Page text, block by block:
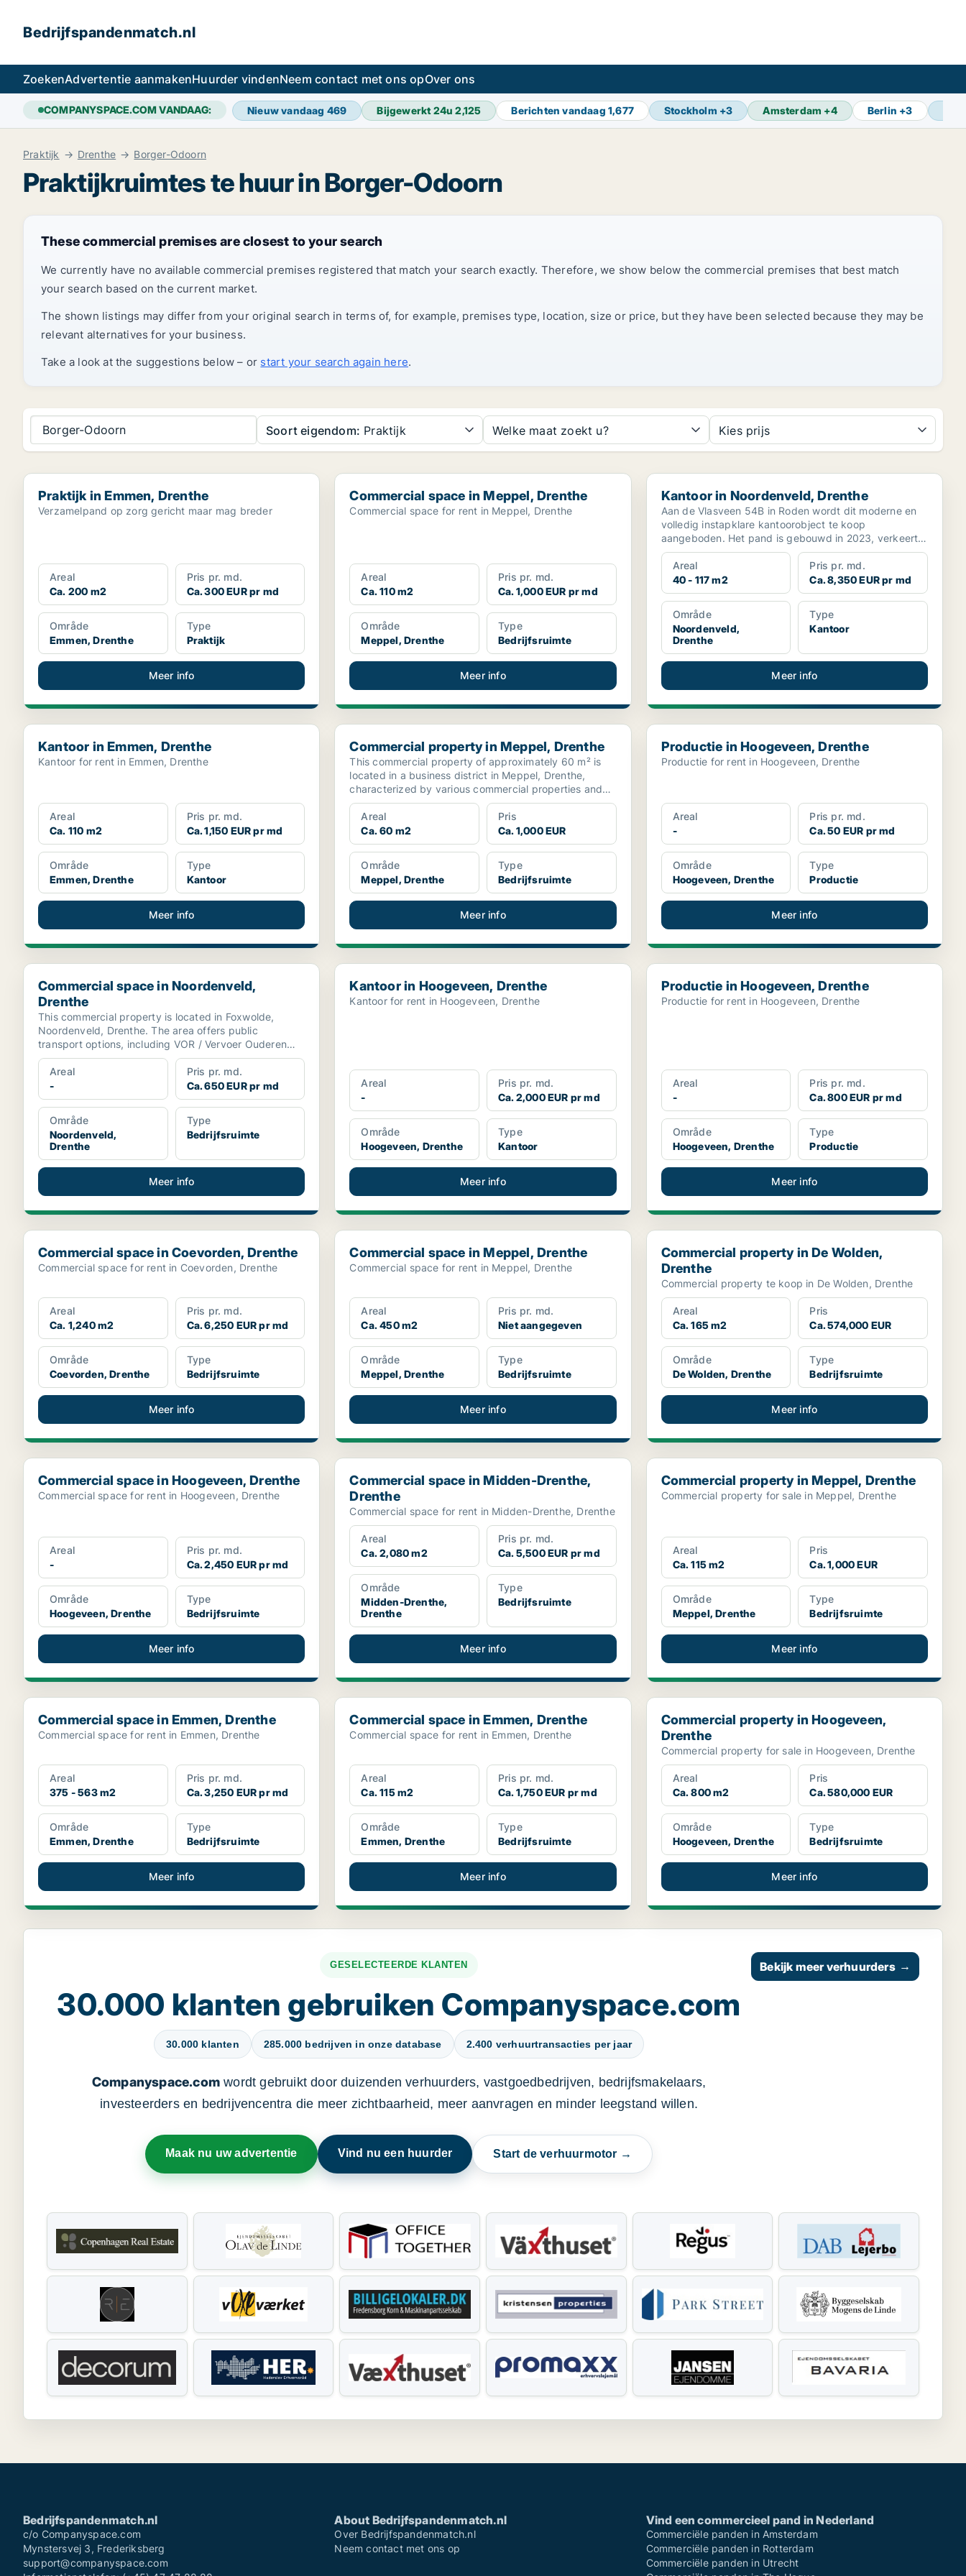
Bedrijfspandenmatch.nl
ZoekenAdvertentie aanmakenHuurder vindenNeem contact met ons opOver ons
COMPANYSPACE.COM VANDAAG: Nieuw vandaag 469 Bijgewerkt 24u2,125 Berichten vandaag1,677 Stockholm +3 Amsterdam +4 Berlin +3
Praktijk Drenthe Borger-Odoorn
Praktijkruimtes te huur in Borger-Odoorn
These commercial premises are closest to your search
We currently have no available commercial premises registered that match your search exactly. Therefore, we show below the commercial premises that best match
your search based on the current market.
The shown listings may differ from your original search in terms of, for example, premises type, location, size or price, but they have been selected because they may be
relevant alternatives for your business.
Take a look at the suggestions below – or start your search again here.
Borger-Odoorn Soort eigendom: Praktijk Welke maat zoekt u? Kies prijs
Praktijk in Emmen, Drenthe
Praktijk in Emmen, Drenthe
Verzamelpand op zorg gericht maar mag breder
Areal
Ca. 200 m2
Pris pr. md.
Ca. 300 EUR pr md
Område
Emmen, Drenthe
Type
Praktijk
Meer info
Commercial space in Meppel, Drenthe
Commercial space in Meppel, Drenthe
Commercial space for rent in Meppel, Drenthe
Areal
Ca. 110 m2
Pris pr. md.
Ca. 1,000 EUR pr md
Område
Meppel, Drenthe
Type
Bedrijfsruimte
Meer info
Kantoor in Noordenveld, Drenthe
Kantoor in Noordenveld, Drenthe
Aan de Vlasveen 54B in Roden wordt dit moderne en
volledig instapklare kantoorobject te koop
aangeboden. Het pand is gebouwd in 2023, verkeert
in uitsteke...
Areal
40 - 117 m2
Pris pr. md.
Ca. 8,350 EUR pr md
Område
Noordenveld,
Drenthe
Type
Kantoor
Meer info
Kantoor in Emmen, Drenthe
Kantoor in Emmen, Drenthe
Kantoor for rent in Emmen, Drenthe
Areal
Ca. 110 m2
Pris pr. md.
Ca. 1,150 EUR pr md
Område
Emmen, Drenthe
Type
Kantoor
Meer info
Commercial property in Meppel, Drenthe
Commercial property in Meppel, Drenthe
This commercial property of approximately 60 m² is
located in a business district in Meppel, Drenthe,
characterized by various commercial properties and
serv...
Areal
Ca. 60 m2
Pris
Ca. 1,000 EUR
Område
Meppel, Drenthe
Type
Bedrijfsruimte
Meer info
Productie in Hoogeveen, Drenthe
Productie in Hoogeveen, Drenthe
Productie for rent in Hoogeveen, Drenthe
Areal
-
Pris pr. md.
Ca. 50 EUR pr md
Område
Hoogeveen, Drenthe
Type
Productie
Meer info
Commercial space in Noordenveld, Drenthe
Commercial space in Noordenveld,
Drenthe
This commercial property is located in Foxwolde,
Noordenveld, Drenthe. The area offers public
transport options, including VOR / Vervoer Ouderen
Noordenveld ...
Areal
-
Pris pr. md.
Ca. 650 EUR pr md
Område
Noordenveld,
Drenthe
Type
Bedrijfsruimte
Meer info
Kantoor in Hoogeveen, Drenthe
Kantoor in Hoogeveen, Drenthe
Kantoor for rent in Hoogeveen, Drenthe
Areal
-
Pris pr. md.
Ca. 2,000 EUR pr md
Område
Hoogeveen, Drenthe
Type
Kantoor
Meer info
Productie in Hoogeveen, Drenthe
Productie in Hoogeveen, Drenthe
Productie for rent in Hoogeveen, Drenthe
Areal
-
Pris pr. md.
Ca. 800 EUR pr md
Område
Hoogeveen, Drenthe
Type
Productie
Meer info
Commercial space in Coevorden, Drenthe
Commercial space in Coevorden, Drenthe
Commercial space for rent in Coevorden, Drenthe
Areal
Ca. 1,240 m2
Pris pr. md.
Ca. 6,250 EUR pr md
Område
Coevorden, Drenthe
Type
Bedrijfsruimte
Meer info
Commercial space in Meppel, Drenthe
Commercial space in Meppel, Drenthe
Commercial space for rent in Meppel, Drenthe
Areal
Ca. 450 m2
Pris pr. md.
Niet aangegeven
Område
Meppel, Drenthe
Type
Bedrijfsruimte
Meer info
Commercial property in De Wolden, Drenthe
Commercial property in De Wolden,
Drenthe
Commercial property te koop in De Wolden, Drenthe
Areal
Ca. 165 m2
Pris
Ca. 574,000 EUR
Område
De Wolden, Drenthe
Type
Bedrijfsruimte
Meer info
Commercial space in Hoogeveen, Drenthe
Commercial space in Hoogeveen, Drenthe
Commercial space for rent in Hoogeveen, Drenthe
Areal
-
Pris pr. md.
Ca. 2,450 EUR pr md
Område
Hoogeveen, Drenthe
Type
Bedrijfsruimte
Meer info
Commercial space in Midden-Drenthe, Drenthe
Commercial space in Midden-Drenthe,
Drenthe
Commercial space for rent in Midden-Drenthe, Drenthe
Areal
Ca. 2,080 m2
Pris pr. md.
Ca. 5,500 EUR pr md
Område
Midden-Drenthe,
Drenthe
Type
Bedrijfsruimte
Meer info
Commercial property in Meppel, Drenthe
Commercial property in Meppel, Drenthe
Commercial property for sale in Meppel, Drenthe
Areal
Ca. 115 m2
Pris
Ca. 1,000 EUR
Område
Meppel, Drenthe
Type
Bedrijfsruimte
Meer info
Commercial space in Emmen, Drenthe
Commercial space in Emmen, Drenthe
Commercial space for rent in Emmen, Drenthe
Areal
375 - 563 m2
Pris pr. md.
Ca. 3,250 EUR pr md
Område
Emmen, Drenthe
Type
Bedrijfsruimte
Meer info
Commercial space in Emmen, Drenthe
Commercial space in Emmen, Drenthe
Commercial space for rent in Emmen, Drenthe
Areal
Ca. 115 m2
Pris pr. md.
Ca. 1,750 EUR pr md
Område
Emmen, Drenthe
Type
Bedrijfsruimte
Meer info
Commercial property in Hoogeveen, Drenthe
Commercial property in Hoogeveen,
Drenthe
Commercial property for sale in Hoogeveen, Drenthe
Areal
Ca. 800 m2
Pris
Ca. 580,000 EUR
Område
Hoogeveen, Drenthe
Type
Bedrijfsruimte
Meer info
GESELECTEERDE KLANTEN
30.000 klanten gebruiken Companyspace.com
30.000 klanten 285.000 bedrijven in onze database 2.400 verhuurtransacties per jaar
Companyspace.com wordt gebruikt door duizenden verhuurders, vastgoedbedrijven, bedrijfsmakelaars,
investeerders en bedrijvencentra die meer zichtbaarheid, meer aanvragen en minder leegstand willen.
Maak nu uw advertentie Vind nu een huurder Start de verhuurmotor →
Bekijk meer verhuurders →
Bedrijfspandenmatch.nl
c/o Companyspace.com
Mynstersvej 3, Frederiksberg
support@companyspace.com
About Bedrijfspandenmatch.nl
Over Bedrijfspandenmatch.nl
Neem contact met ons op
Vind een commercieel pand in Nederland
Commerciële panden in Amsterdam
Commerciële panden in Rotterdam
Commerciële panden in Utrecht